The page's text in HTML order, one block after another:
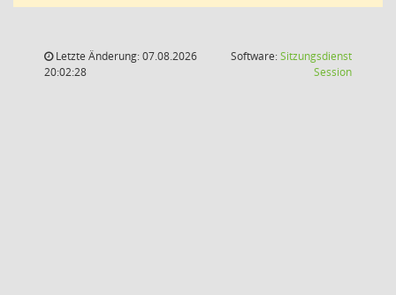
Letzte Änderung: 07.08.2026
20:02:28
Software:Sitzungsdienst
Session(Wird in